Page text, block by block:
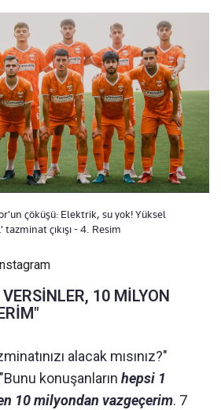
çöküşü: Elektrik, su yok! Yüksel
çıkışı - 4. Resim
10 MİLYON
alacak mısınız?"
konuşanların hepsi 1
10 milyondan vazgeçerim. 7